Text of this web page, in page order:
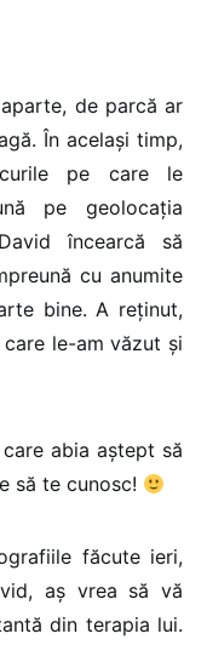
de parcă ar
În același timp,
pe care le
pe geolocația
încearcă să
cu anumite
bine. A reținut,
le-am văzut și
abia aștept să
să te cunosc!
făcute ieri,
aș vrea să vă
din terapia lui.